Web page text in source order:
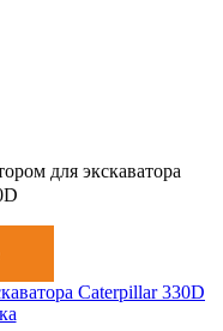
для экскаватора